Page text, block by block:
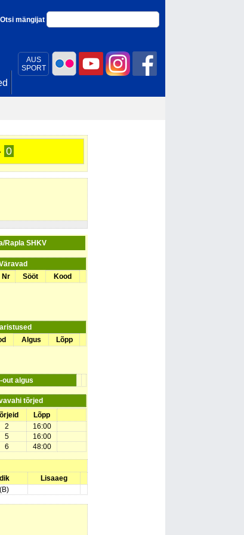
AUS
SPORT
Otsi mängijat
0
Rapla SHKV
Nr Sööt Kood
Algus Lõpp
out algus
tõrjed
Lõpp
2
16:00
5
16:00
6 48:00
Lisaaeg